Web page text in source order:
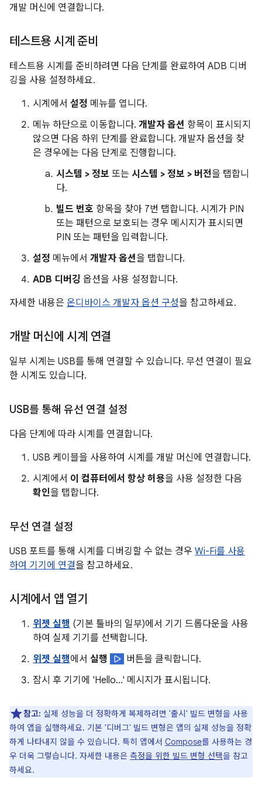
개발 머신에 연결합니다.
테스트용 시계 준비
테스트용 시계를 준비하려면 다음 단계를 완료하여 ADB 디버
깅을 사용 설정하세요.
시계에서 설정 메뉴를 엽니다.
메뉴 하단으로 이동합니다. 개발자 옵션 항목이 표시되지
않으면 다음 하위 단계를 완료합니다. 개발자 옵션을 찾
은 경우에는 다음 단계로 진행합니다.
시스템 > 정보 또는 시스템 > 정보 > 버전을 탭합니
다.
빌드 번호 항목을 찾아 7번 탭합니다. 시계가 PIN
또는 패턴으로 보호되는 경우 메시지가 표시되면
PIN 또는 패턴을 입력합니다.
설정 메뉴에서 개발자 옵션을 탭합니다.
ADB 디버깅 옵션을 사용 설정합니다.
자세한 내용은 온디바이스 개발자 옵션 구성을 참고하세요.
개발 머신에 시계 연결
일부 시계는 USB를 통해 연결할 수 있습니다. 무선 연결이 필요
한 시계도 있습니다.
USB를 통해 유선 연결 설정
다음 단계에 따라 시계를 연결합니다.
USB 케이블을 사용하여 시계를 개발 머신에 연결합니다.
시계에서 이 컴퓨터에서 항상 허용을 사용 설정한 다음
확인을 탭합니다.
무선 연결 설정
USB 포트를 통해 시계를 디버깅할 수 없는 경우 Wi-Fi를 사용
하여 기기에 연결을 참고하세요.
시계에서 앱 열기
위젯 실행 (기본 툴바의 일부)에서 기기 드롭다운을 사용
하여 실제 기기를 선택합니다.
위젯 실행에서 실행
버튼을 클릭합니다.
잠시 후 기기에 'Hello...' 메시지가 표시됩니다.
참고: 실제 성능을 더 정확하게 복제하려면 '출시' 빌드 변형을 사용
하여 앱을 실행하세요. 기본 '디버그' 빌드 변형은 앱의 실제 성능을 정확
하게 나타내지 않을 수 있습니다. 특히 앱에서 Compose를 사용하는 경
우 더욱 그렇습니다. 자세한 내용은 측정을 위한 빌드 변형 선택을 참고
하세요.